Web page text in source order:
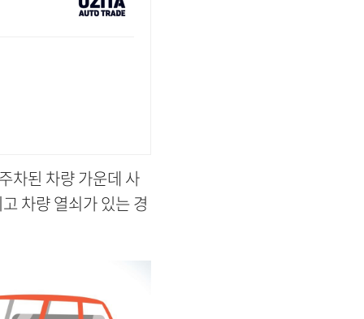
차된 차량 가운데 사
차량 열쇠가 있는 경